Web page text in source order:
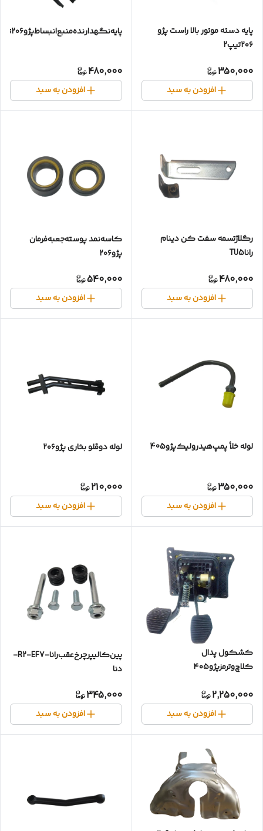
پایه دسته موتور بالا راست پژو
۲۰۶تیپ۲
350,000
افزودن به سبد
پایه‌نگهدارنده‌منبع‌انبساط‌پژو۲۰۶تیپ۲✓
480,000
افزودن به سبد
رگلاژتسمه سفت کن دینام
راناTU5
480,000
افزودن به سبد
کاسه‌نمد پوسته‌جعبه‌فرمان
پژو۲۰۶
540,000
افزودن به سبد
لوله خلأ پمپ‌هیدرولیک‌پژو405
350,000
افزودن به سبد
لوله دوقلو بخاری پژو۲۰۶
210,000
افزودن به سبد
کشکول پدال
کلاچ‌وترمزپژو۴۰۵
2,250,000
افزودن به سبد
پین‌کالیپر‌چرخ‌عقب‌رانا-R2-EF7-
دنا
345,000
افزودن به سبد